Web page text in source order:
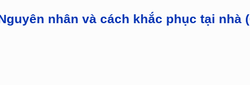
nhân và cách khắc phục tại nhà